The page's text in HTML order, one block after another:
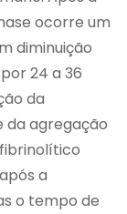
ocorre um
diminuição
24 a 36
da
da agregação
a
o tempo de